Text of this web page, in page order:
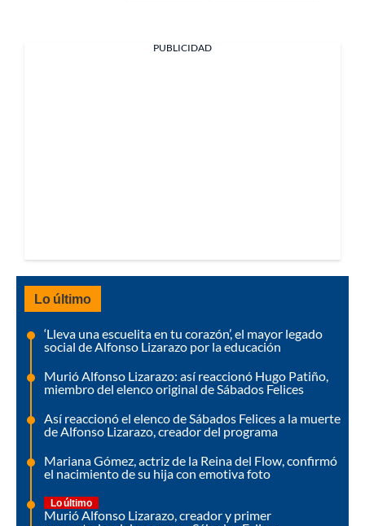
PUBLICIDAD
Lo último
‘Lleva una escuelita en tu corazón’, el mayor legado
social de Alfonso Lizarazo por la educación
Murió Alfonso Lizarazo: así reaccionó Hugo Patiño,
miembro del elenco original de Sábados Felices
Así reaccionó el elenco de Sábados Felices a la muerte
de Alfonso Lizarazo, creador del programa
Mariana Gómez, actriz de la Reina del Flow, confirmó
el nacimiento de su hija con emotiva foto
Lo último
Murió Alfonso Lizarazo, creador y primer